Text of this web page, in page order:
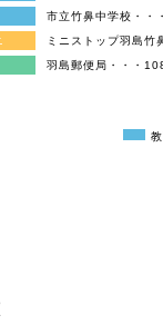
市立竹鼻中学校・
ミニストップ羽島
羽島郵便局・・・